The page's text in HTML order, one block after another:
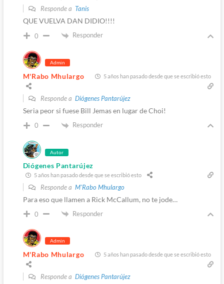
Responde a Tanis
QUE VUELVA DAN DIDIO!!!!
0 Responder
Admin
M'Rabo Mhulargo 5 años han pasado desde que se escribió esto
Responde a Diógenes Pantarújez
Seria peor si fuese Bill Jemas en lugar de Choi!
0 Responder
Autor
Diógenes Pantarújez
5 años han pasado desde que se escribió esto
Responde a M'Rabo Mhulargo
Para eso que llamen a Rick McCallum, no te jode…
0 Responder
Admin
M'Rabo Mhulargo 5 años han pasado desde que se escribió esto
Responde a Diógenes Pantarújez